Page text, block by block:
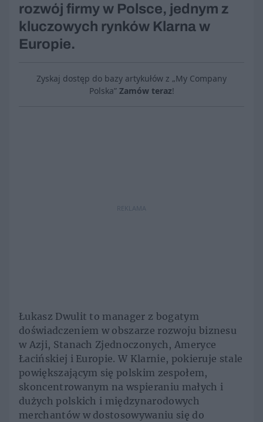
rozwój firmy w Polsce, jednym z
kluczowych rynków Klarna w
Europie.
Zyskaj dostęp do bazy artykułów z „My Company
Polska” Zamów teraz!
REKLAMA
Łukasz Dwulit to manager z bogatym
doświadczeniem w obszarze rozwoju biznesu
w Azji, Stanach Zjednoczonych, Ameryce
Łacińskiej i Europie. W Klarnie, pokieruje stale
powiększającym się polskim zespołem,
skoncentrowanym na wspieraniu małych i
dużych polskich i międzynarodowych
merchantów w dostosowywaniu się do